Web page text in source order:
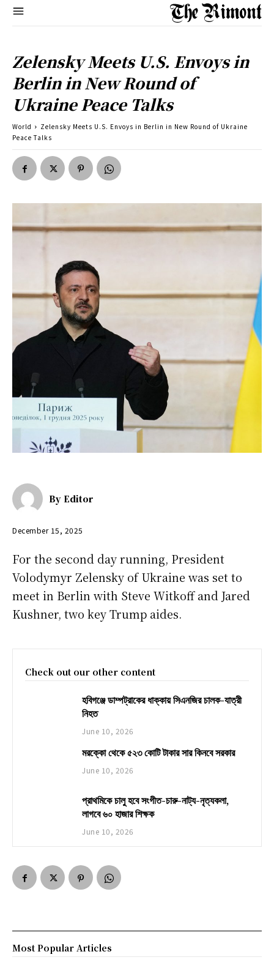
Zelensky Meets U.S. Envoys in
Berlin in New Round of
Ukraine Peace Talks
World
Zelensky Meets U.S. Envoys in Berlin in New Round of Ukraine
Peace Talks
By Editor
December 15, 2025
For the second day running, President
Volodymyr Zelensky of Ukraine was set to
meet in Berlin with Steve Witkoff and Jared
Kushner, two key Trump aides.
Check out our other content
হবিগঞ্জে ডাম্পট্রাকের ধাক্কায় সিএনজির চালক-যাত্রী
নিহত
June 10, 2026
মরক্কো থেকে ৫২৩ কোটি টাকার সার কিনবে সরকার
June 10, 2026
প্রাথমিকে চালু হবে সংগীত-চারু-নাট্য-নৃত্যকলা,
লাগবে ৬০ হাজার শিক্ষক
June 10, 2026
Most Popular Articles